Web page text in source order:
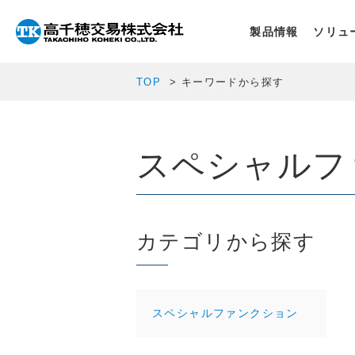
製品情報 ソリュ
TOP キーワードから探す
スペシャル
カテゴリから探す
スペシャルファンクション